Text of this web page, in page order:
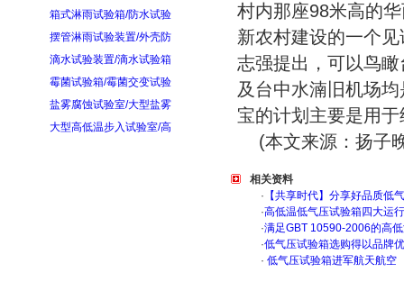
箱式淋雨试验箱/防水试验
摆管淋雨试验装置/外壳防
滴水试验装置/滴水试验箱
霉菌试验箱/霉菌交变试验
盐雾腐蚀试验室/大型盐雾
大型高低温步入试验室/高
村内那座98米高的
新农村建设的一个
志强提出，可以鸟
及台中水湳旧机场
宝的计划主要是用
(本文来源：扬子
相关资料
· 【共享时代】分享好品质低
·高低温低气压试验箱四大运
·满足GBT 10590-2006的高
·低气压试验箱选购得以品牌
· 低气压试验箱进军航天航空